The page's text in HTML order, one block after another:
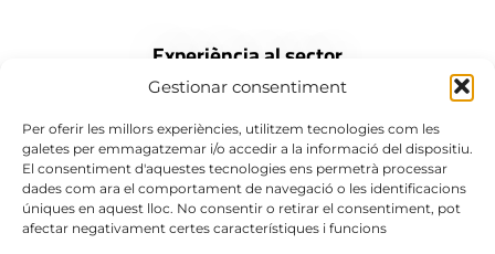
Gestionar consentiment
Per oferir les millors experiències, utilitzem tecnologies com les
galetes per emmagatzemar i/o accedir a la informació del dispositiu.
El consentiment d'aquestes tecnologies ens permetrà processar
dades com ara el comportament de navegació o les identificacions
úniques en aquest lloc. No consentir o retirar el consentiment, pot
afectar negativament certes característiques i funcions
Experiència al sector
Hem treballat amb empreses de diferents sectors, oferint xarxes
segures i estables enhotels i turisme, connectivitat d’alt rendiment
enfires i esdeveniments, infraestructures eficients enoficines i
corporatius, i solucions fiables per abotiguesque requereixen
estabilitat i seguretat en els seus sistemes de xarxa, entre altres.